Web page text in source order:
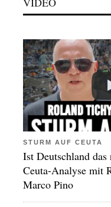
STURM AUF CEUTA
Ist Deutschland
Ceuta-Analyse mit
Marco Pino